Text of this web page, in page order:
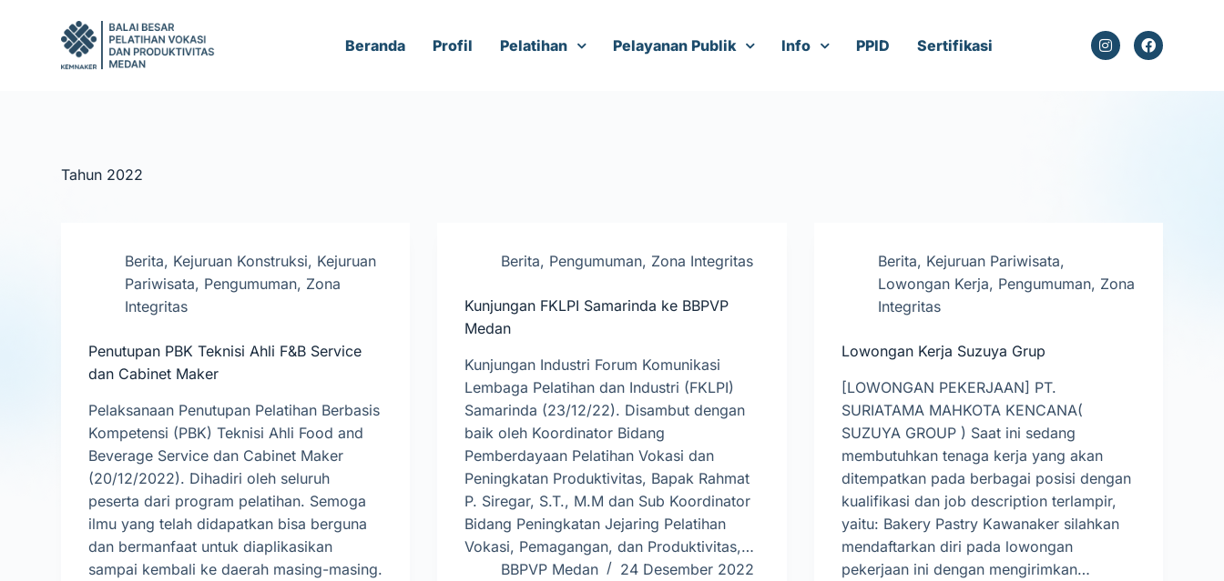
Beranda Profil Pelatihan Pelayanan Publik Info PPID Sertifikasi
Tahun 2022
Berita, Kejuruan Konstruksi, Kejuruan
Pariwisata, Pengumuman, Zona
Integritas
Penutupan PBK Teknisi Ahli F&B Service
dan Cabinet Maker
Pelaksanaan Penutupan Pelatihan Berbasis
Kompetensi (PBK) Teknisi Ahli Food and
Beverage Service dan Cabinet Maker
(20/12/2022). Dihadiri oleh seluruh
peserta dari program pelatihan. Semoga
ilmu yang telah didapatkan bisa berguna
dan bermanfaat untuk diaplikasikan
sampai kembali ke daerah masing-masing.
Berita, Pengumuman, Zona Integritas
Kunjungan FKLPI Samarinda ke BBPVP
Medan
Kunjungan Industri Forum Komunikasi
Lembaga Pelatihan dan Industri (FKLPI)
Samarinda (23/12/22). Disambut dengan
baik oleh Koordinator Bidang
Pemberdayaan Pelatihan Vokasi dan
Peningkatan Produktivitas, Bapak Rahmat
P. Siregar, S.T., M.M dan Sub Koordinator
Bidang Peningkatan Jejaring Pelatihan
Vokasi, Pemagangan, dan Produktivitas,…
BBPVP Medan
24 Desember 2022
Berita, Kejuruan Pariwisata,
Lowongan Kerja, Pengumuman, Zona
Integritas
Lowongan Kerja Suzuya Grup
[LOWONGAN PEKERJAAN] PT.
SURIATAMA MAHKOTA KENCANA(
SUZUYA GROUP ) Saat ini sedang
membutuhkan tenaga kerja yang akan
ditempatkan pada berbagai posisi dengan
kualifikasi dan job description terlampir,
yaitu: Bakery Pastry Kawanaker silahkan
mendaftarkan diri pada lowongan
pekerjaan ini dengan mengirimkan…